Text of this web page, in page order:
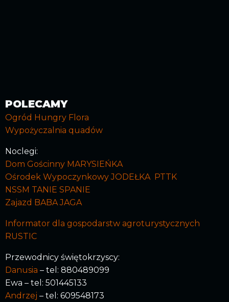
POLECAMY
Ogród Hungry Flora
Wypożyczalnia quadów
Noclegi:
Dom Gościnny MARYSIEŃKA
Ośrodek Wypoczynkowy JODEŁKA PTTK
NSSM TANIE SPANIE
Zajazd BABA JAGA
Informator dla gospodarstw agroturystycznych
RUSTIC
Przewodnicy świętokrzyscy:
Danusia – tel: 880489099
Ewa – tel: 501445133
Andrzej – tel: 609548173